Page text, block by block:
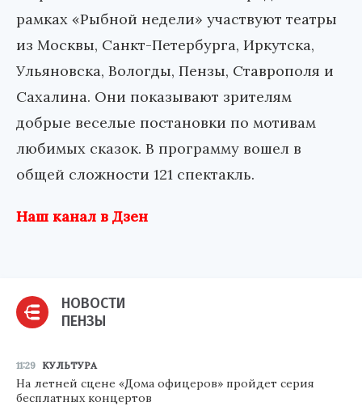
рамках «Рыбной недели» участвуют театры
из Москвы, Санкт-Петербурга, Иркутска,
Ульяновска, Вологды, Пензы, Ставрополя и
Сахалина. Они показывают зрителям
добрые веселые постановки по мотивам
любимых сказок. В программу вошел в
общей сложности 121 спектакль.
Наш канал в Дзен
НОВОСТИ
ПЕНЗЫ
11:29 КУЛЬТУРА
На летней сцене «Дома офицеров» пройдет серия
бесплатных концертов